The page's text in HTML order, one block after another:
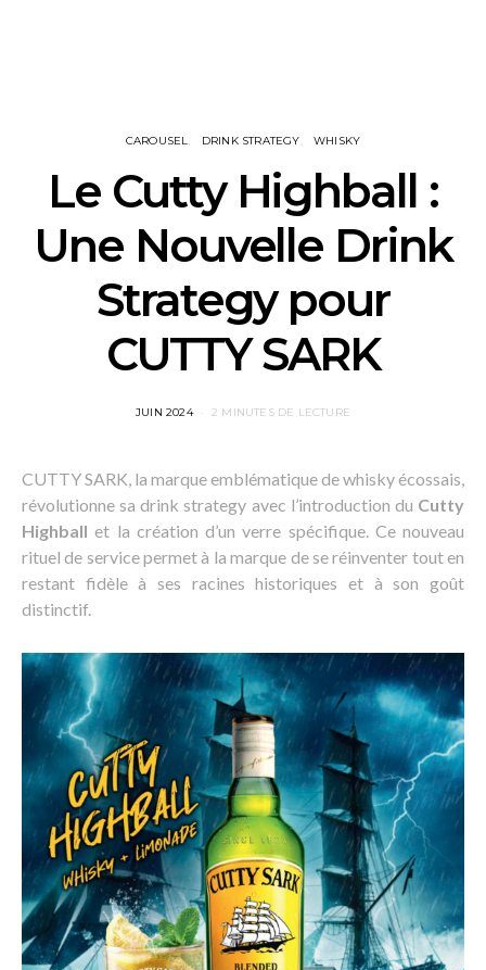
CAROUSEL DRINK STRATEGY WHISKY
Le Cutty Highball :
Une Nouvelle Drink
Strategy pour
CUTTY SARK
POSTED
JUIN 2024 2 MINUTES DE LECTURE
CUTTY SARK, la marque emblématique de whisky écossais,
révolutionne sa drink strategy avec l’introduction du Cutty
Highball et la création d’un verre spécifique. Ce nouveau
rituel de service permet à la marque de se réinventer tout en
restant fidèle à ses racines historiques et à son goût
distinctif.